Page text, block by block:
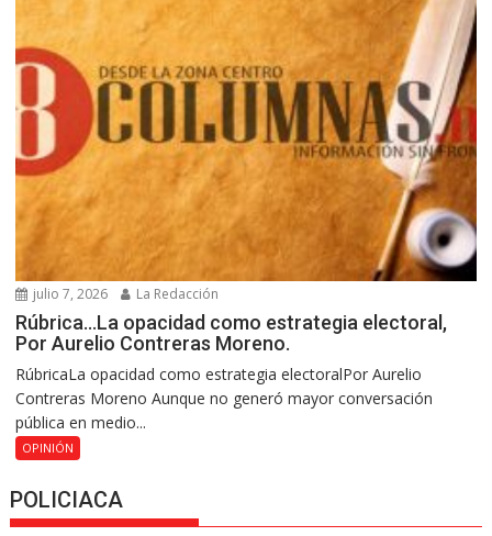
julio 7, 2026 La Redacción
Rúbrica…La opacidad como estrategia electoral,
Por Aurelio Contreras Moreno.
RúbricaLa opacidad como estrategia electoralPor Aurelio
Contreras Moreno Aunque no generó mayor conversación
pública en medio...
OPINIÓN
POLICIACA